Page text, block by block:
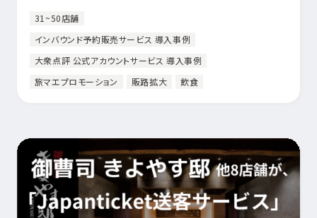
31~50店舗
インバウンド予約販売サービス 導入事例
大衆点評 公式アカウントサービス 導入事例
旅マエプロモーション
販路拡大 飲食